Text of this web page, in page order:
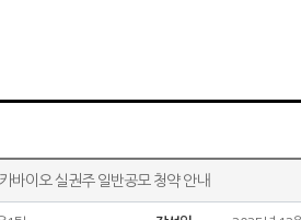
바이오 실권주 일반공모 청약 안내